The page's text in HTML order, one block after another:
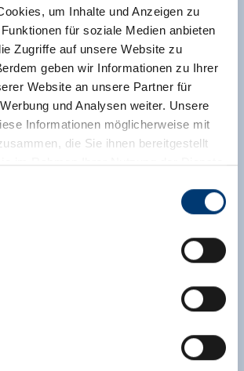
um Inhalte und Anzeigen zu
für soziale Medien anbieten
Zugriffe auf unsere Website zu
geben wir Informationen zu Ihrer
Website an unsere Partner für
und Analysen weiter. Unsere
Informationen möglicherweise mit
die Sie ihnen bereitgestellt
im Rahmen Ihrer Nutzung der Dienste
Zell am Ziller